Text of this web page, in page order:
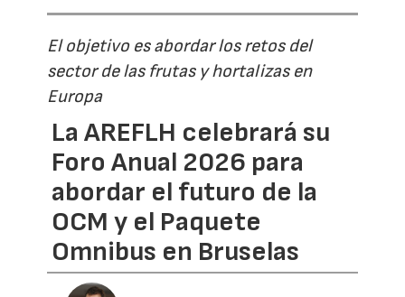
El objetivo es abordar los retos del
sector de las frutas y hortalizas en
Europa
La AREFLH celebrará su
Foro Anual 2026 para
abordar el futuro de la
OCM y el Paquete
Omnibus en Bruselas